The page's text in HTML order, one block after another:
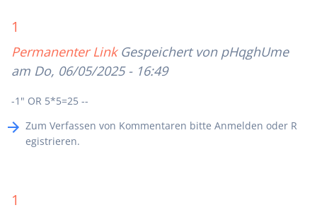
1
Permanenter Link Gespeichert von pHqghUme
am Do, 06/05/2025 - 16:49
-1" OR 5*5=25 --
Zum Verfassen von Kommentaren bitte Anmelden oder R
egistrieren.
1